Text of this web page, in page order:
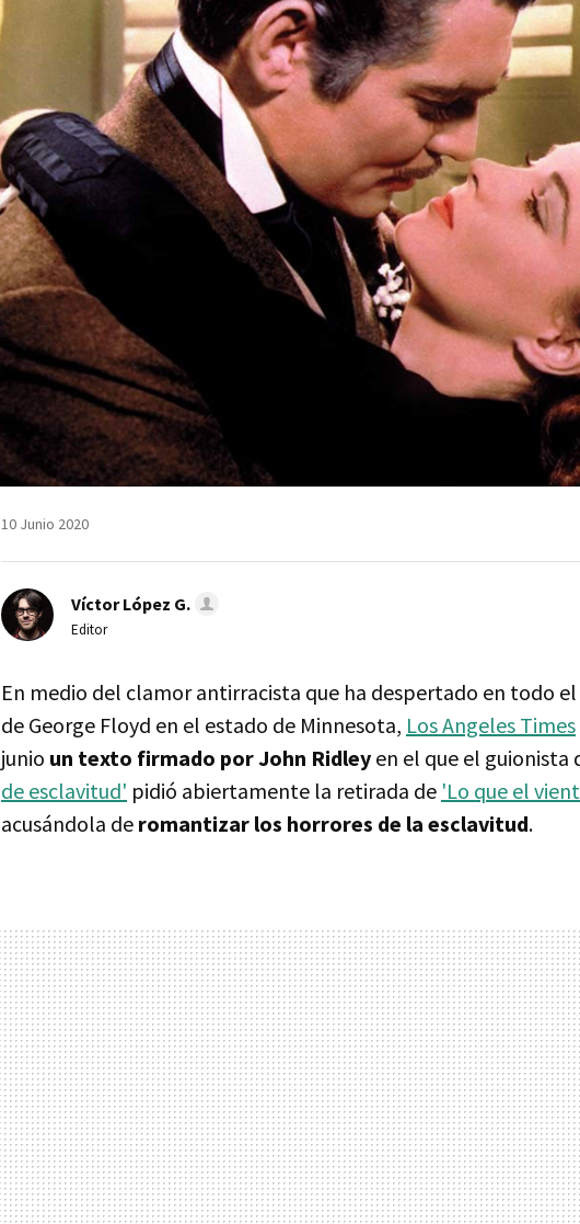
10 Junio 2020
Víctor López G.
Editor
En medio del clamor antirracista que ha despertado en todo
de George Floyd en el estado de Minnesota, Los Angeles Times
junio un texto firmado por John Ridley en el que el guionista
de esclavitud' pidió abiertamente la retirada de 'Lo que el
acusándola de romantizar los horrores de la esclavitud.